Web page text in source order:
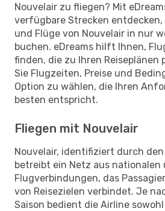
Nouvelair zu fliegen? Mit
verfügbare Strecken entdecken,
und Flüge von Nouvelair in nur
buchen. eDreams hilft Ihnen,
finden, die zu Ihren Reiseplänen
Sie Flugzeiten, Preise und
Option zu wählen, die Ihren
besten entspricht.
Fliegen mit Nouvelair
Nouvelair, identifiziert durch den
betreibt ein Netz aus
Flugverbindungen, das
von Reisezielen verbindet. Je
Saison bedient die Airline